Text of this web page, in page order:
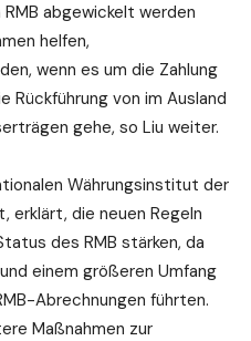
abgewickelt werden
helfen,
wenn es um die Zahlung
Rückführung von im Ausland
gehe, so Liu weiter.
Währungsinstitut der
erklärt, die neuen Regeln
des RMB stärken, da
einem größeren Umfang
Abrechnungen führten.
Maßnahmen zur